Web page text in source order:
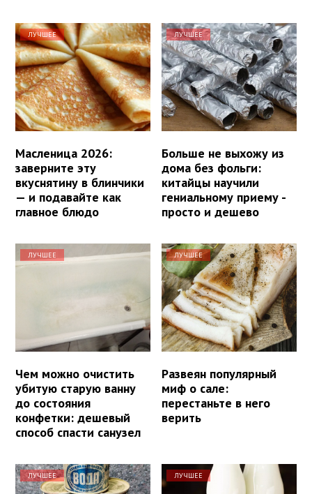
ЛУЧШЕЕ
Масленица 2026:
заверните эту
вкуснятину в блинчики
— и подавайте как
главное блюдо
ЛУЧШЕЕ
Больше не выхожу из
дома без фольги:
китайцы научили
гениальному приему -
просто и дешево
ЛУЧШЕЕ
Чем можно очистить
убитую старую ванну
до состояния
конфетки: дешевый
способ спасти санузел
ЛУЧШЕЕ
Развеян популярный
миф о сале:
перестаньте в него
верить
ЛУЧШЕЕ ЛУЧШЕЕ